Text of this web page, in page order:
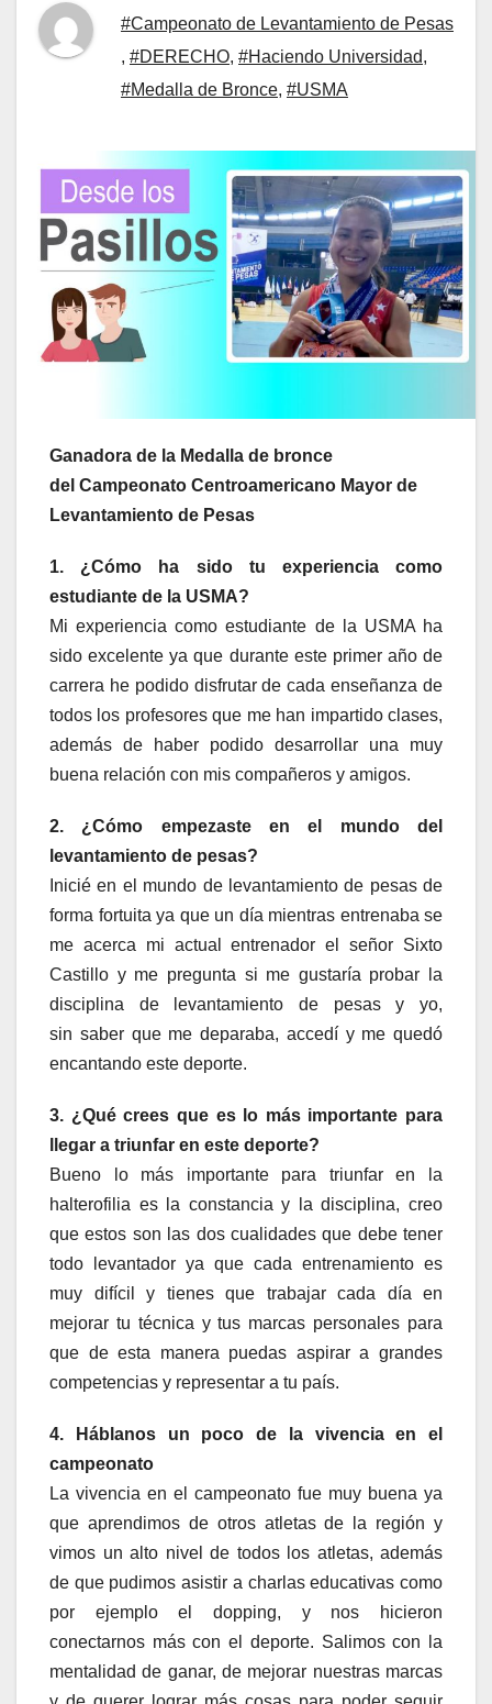
#Campeonato de Levantamiento de Pesas
, #DERECHO, #Haciendo Universidad,
#Medalla de Bronce, #USMA
Ganadora de la Medalla de bronce
del Campeonato Centroamericano Mayor de
Levantamiento de Pesas
1. ¿Cómo ha sido tu experiencia como
estudiante de la USMA?
Mi experiencia como estudiante de la USMA ha
sido excelente ya que durante este primer año de
carrera he podido disfrutar de cada enseñanza de
todos los profesores que me han impartido clases,
además de haber podido desarrollar una muy
buena relación con mis compañeros y amigos.
2. ¿Cómo empezaste en el mundo del
levantamiento de pesas?
Inicié en el mundo de levantamiento de pesas de
forma fortuita ya que un día mientras entrenaba se
me acerca mi actual entrenador el señor Sixto
Castillo y me pregunta si me gustaría probar la
disciplina de levantamiento de pesas y yo,
sin saber que me deparaba, accedí y me quedó
encantando este deporte.
3. ¿Qué crees que es lo más importante para
llegar a triunfar en este deporte?
Bueno lo más importante para triunfar en la
halterofilia es la constancia y la disciplina, creo
que estos son las dos cualidades que debe tener
todo levantador ya que cada entrenamiento es
muy difícil y tienes que trabajar cada día en
mejorar tu técnica y tus marcas personales para
que de esta manera puedas aspirar a grandes
competencias y representar a tu país.
4. Háblanos un poco de la vivencia en el
campeonato
La vivencia en el campeonato fue muy buena ya
que aprendimos de otros atletas de la región y
vimos un alto nivel de todos los atletas, además
de que pudimos asistir a charlas educativas como
por ejemplo el dopping, y nos hicieron
conectarnos más con el deporte. Salimos con la
mentalidad de ganar, de mejorar nuestras marcas